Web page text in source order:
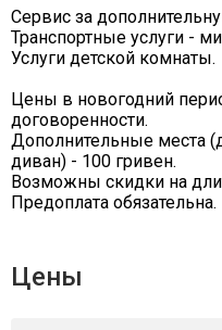
Сервис за
Транспортные услуги -
Услуги детской комнаты.
Цены в новогодний
договоренности.
Дополнительные места
диван) - 100 гривен.
Возможны скидки на
Предоплата обязательна.
Цены